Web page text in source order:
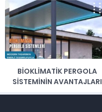
BIOKLIMATIK PERGOLA
SISTEMININ AVANTAJLARI